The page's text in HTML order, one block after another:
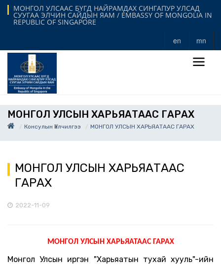
МОНГОЛ УЛСААС БҮГД НАЙРАМДАХ СИНГАПУР УЛСАД
СУУГАА ЭЛЧИН САЙДЫН ЯАМ / EMBASSY OF MONGOLIA IN
REPUBLIC OF SINGAPORE
en mn
МОНГОЛ УЛСЫН ХАРЬЯАТААС ГАРАХ
Консулын Үйлчилгээ МОНГОЛ УЛСЫН ХАРЬЯАТААС ГАРАХ
МОНГОЛ УЛСЫН ХАРЬЯАТААС
ГАРАХ
2022-11-09
МОНГОЛ УЛСЫН ХАРЬЯАТААС ГАРАХ
Монгол Улсын иргэн "Харьяатын тухай хууль"-ийн